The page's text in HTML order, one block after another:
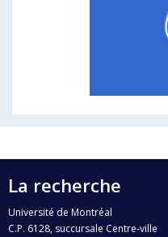
La recherche
Université de Montréal
C.P. 6128, succursale Centre-ville